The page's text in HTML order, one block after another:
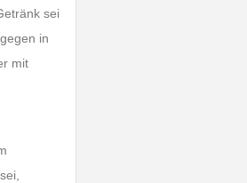
sei
in
mit